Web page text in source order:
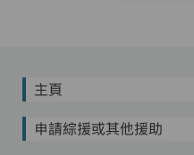
主頁
申請綜援或其他援助